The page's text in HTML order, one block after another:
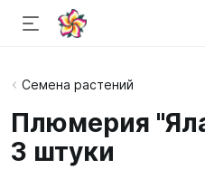
Семена растений
Плюмерия
3 штуки